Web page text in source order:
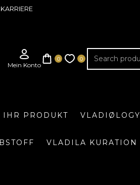
KARRIERE
IHR PRODUKT VLADIØLOGY
VLADILA KURATION